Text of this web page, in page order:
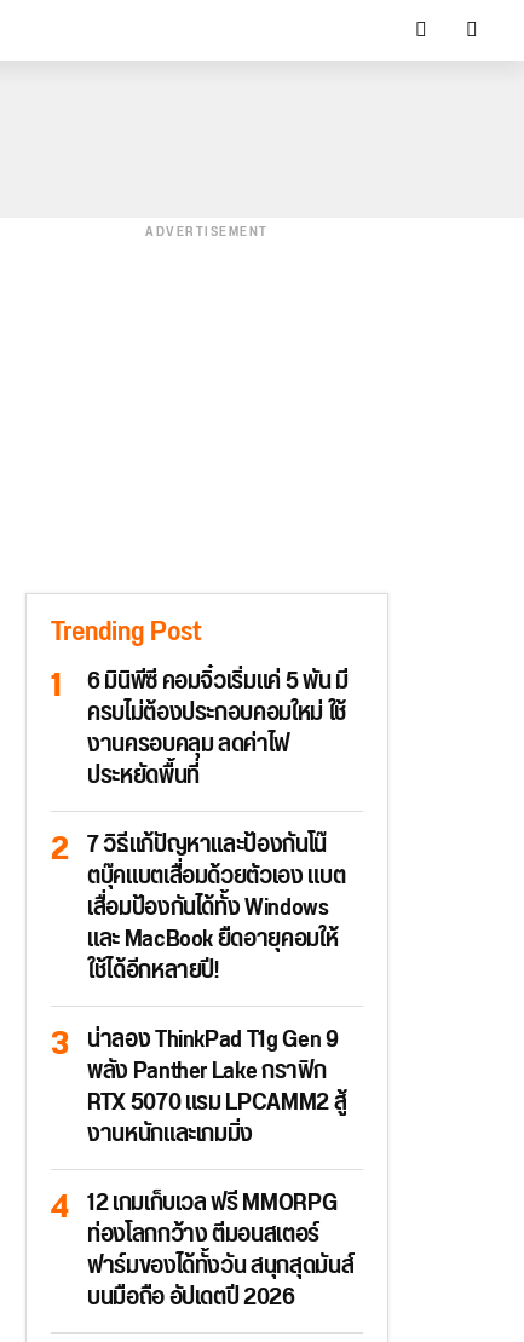
ADVERTISEMENT
Trending Post
6 มินิพีซี คอมจิ๋วเริ่มแค่ 5 พัน มี
ครบไม่ต้องประกอบคอมใหม่ ใช้
งานครอบคลุม ลดค่าไฟ
ประหยัดพื้นที่
7 วิธีแก้ปัญหาและป้องกันโน๊
ตบุ๊คแบตเสื่อมด้วยตัวเอง แบต
เสื่อมป้องกันได้ทั้ง Windows
และ MacBook ยืดอายุคอมให้
ใช้ได้อีกหลายปี!
น่าลอง ThinkPad T1g Gen 9
พลัง Panther Lake กราฟิก
RTX 5070 แรม LPCAMM2 สู้
งานหนักและเกมมิ่ง
12 เกมเก็บเวล ฟรี MMORPG
ท่องโลกกว้าง ตีมอนสเตอร์
ฟาร์มของได้ทั้งวัน สนุกสุดมันส์
บนมือถือ อัปเดตปี 2026